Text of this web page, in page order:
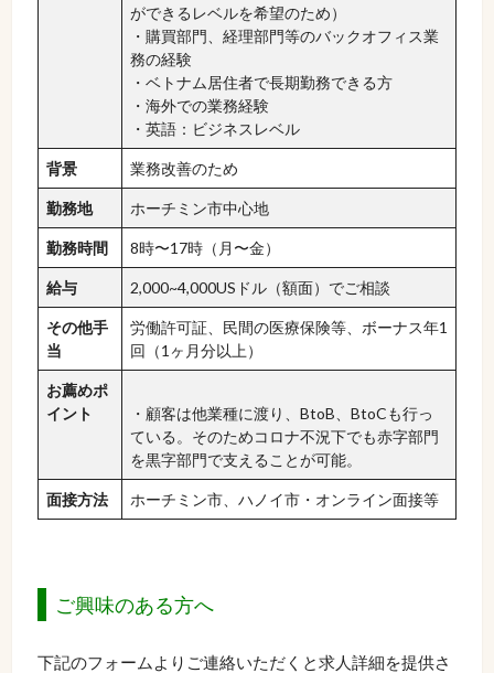
ができるレベルを希望のため）
・購買部門、経理部門等のバックオフィス業
務の経験
・ベトナム居住者で長期勤務できる方
・海外での業務経験
・英語：ビジネスレベル
背景 業務改善のため
勤務地 ホーチミン市中心地
勤務時間 8時〜17時（月〜金）
給与 2,000~4,000USドル（額面）でご相談
その他手
当
労働許可証、民間の医療保険等、ボーナス年1
回（1ヶ月分以上）
お薦めポ
イント
・顧客は他業種に渡り、BtoB、BtoCも行っ
ている。そのためコロナ不況下でも赤字部門
を黒字部門で支えることが可能。
面接方法 ホーチミン市、ハノイ市・オンライン面接等
ご興味のある方へ
下記のフォームよりご連絡いただくと求人詳細を提供さ